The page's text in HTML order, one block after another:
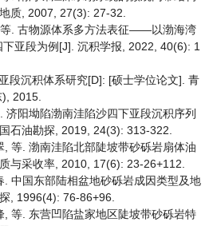
质, 2007, 27(3): 27-32.
. 古物源体系多方法表征——以渤海湾
亚段为例[J]. 沉积学报, 2022, 40(6): 1
段沉积体系研究[D]: [硕士学位论文]. 青
2015.
济阳坳陷渤南洼陷沙四下亚段沉积序列
石油勘探, 2019, 24(3): 313-322.
等. 渤南洼陷北部陡坡带砂砾岩扇体油
与采收率, 2010, 17(6): 23-26+112.
. 中国东部陆相盆地砂砾岩成因类型及地
, 1996(4): 76-86+96.
, 等. 东营凹陷盐家地区陡坡带砂砾岩特